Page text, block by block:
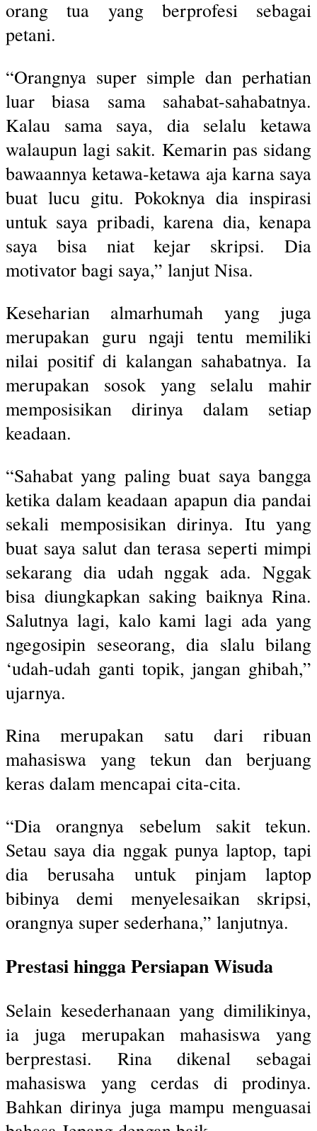
orang tua yang berprofesi sebagai
petani.
“Orangnya super simple dan perhatian
luar biasa sama sahabat-sahabatnya.
Kalau sama saya, dia selalu ketawa
walaupun lagi sakit. Kemarin pas sidang
bawaannya ketawa-ketawa aja karna saya
buat lucu gitu. Pokoknya dia inspirasi
untuk saya pribadi, karena dia, kenapa
saya bisa niat kejar skripsi. Dia
motivator bagi saya,” lanjut Nisa.
Keseharian almarhumah yang juga
merupakan guru ngaji tentu memiliki
nilai positif di kalangan sahabatnya. Ia
merupakan sosok yang selalu mahir
memposisikan dirinya dalam setiap
keadaan.
“Sahabat yang paling buat saya bangga
ketika dalam keadaan apapun dia pandai
sekali memposisikan dirinya. Itu yang
buat saya salut dan terasa seperti mimpi
sekarang dia udah nggak ada. Nggak
bisa diungkapkan saking baiknya Rina.
Salutnya lagi, kalo kami lagi ada yang
ngegosipin seseorang, dia slalu bilang
‘udah-udah ganti topik, jangan ghibah,”
ujarnya.
Rina merupakan satu dari ribuan
mahasiswa yang tekun dan berjuang
keras dalam mencapai cita-cita.
“Dia orangnya sebelum sakit tekun.
Setau saya dia nggak punya laptop, tapi
dia berusaha untuk pinjam laptop
bibinya demi menyelesaikan skripsi,
orangnya super sederhana,” lanjutnya.
Prestasi hingga Persiapan Wisuda
Selain kesederhanaan yang dimilikinya,
ia juga merupakan mahasiswa yang
berprestasi. Rina dikenal sebagai
mahasiswa yang cerdas di prodinya.
Bahkan dirinya juga mampu menguasai